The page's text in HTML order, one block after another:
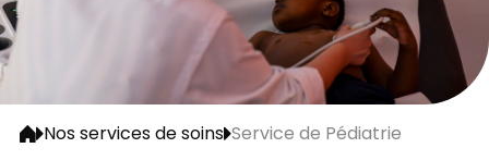
Nos services de soins Service de Pédiatrie